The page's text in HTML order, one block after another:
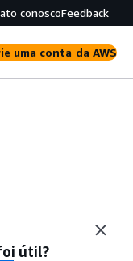
conoscoFeedback
uma conta da AWS
útil?